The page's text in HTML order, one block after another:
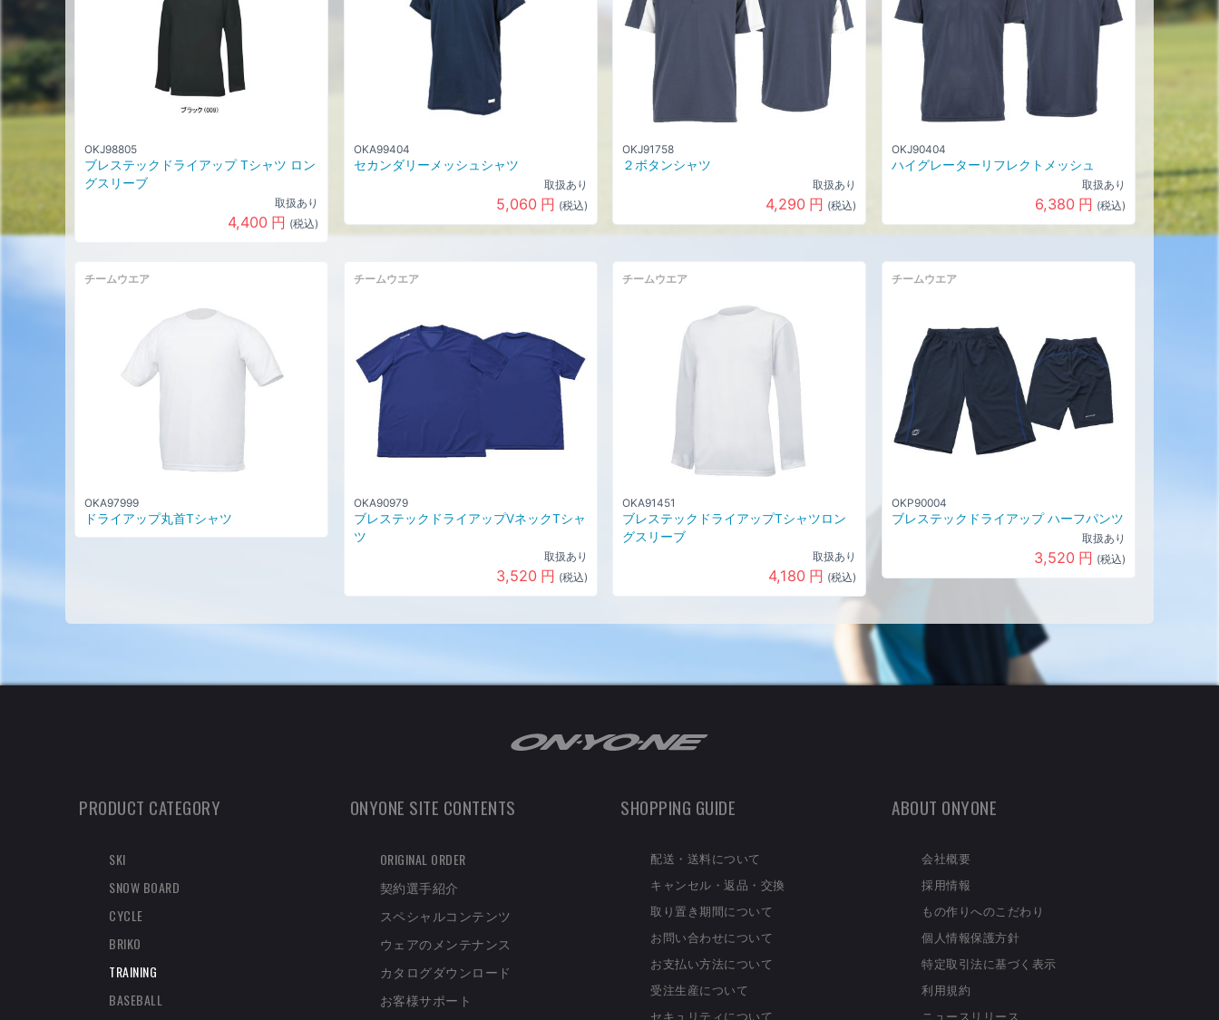
OKJ98805
ブレステックドライアップ Tシャツ ロン
グスリーブ
取扱あり
4,400 円 (税込)
OKA99404
セカンダリーメッシュシャツ
取扱あり
5,060 円 (税込)
OKJ91758
２ボタンシャツ
取扱あり
4,290 円 (税込)
OKJ90404
ハイグレーターリフレクトメッシュ
取扱あり
6,380 円 (税込)
チームウエア
OKA97999
ドライアップ丸首Tシャツ
チームウエア
OKA90979
ブレステックドライアップVネックTシャ
ツ
取扱あり
3,520 円 (税込)
チームウエア
OKA91451
ブレステックドライアップTシャツロン
グスリーブ
取扱あり
4,180 円 (税込)
チームウエア
OKP90004
ブレステックドライアップ ハーフパンツ
取扱あり
3,520 円 (税込)
PRODUCT CATEGORY
SKI
SNOW BOARD
CYCLE
BRIKO
TRAINING
BASEBALL
ONYONE SITE CONTENTS
ORIGINAL ORDER
契約選手紹介
スペシャルコンテンツ
ウェアのメンテナンス
カタログダウンロード
お客様サポート
SHOPPING GUIDE
配送・送料について
キャンセル・返品・交換
取り置き期間について
お問い合わせについて
お支払い方法について
受注生産について
セキュリティについて
ABOUT ONYONE
会社概要
採用情報
もの作りへのこだわり
個人情報保護方針
特定取引法に基づく表示
利用規約
ニュースリリース